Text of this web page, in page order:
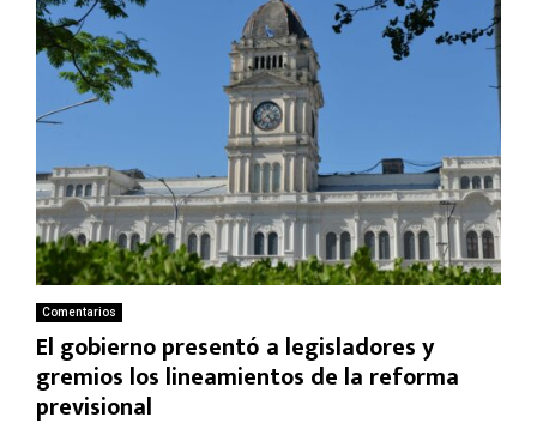
Comentarios
El gobierno presentó a legisladores y
gremios los lineamientos de la reforma
previsional